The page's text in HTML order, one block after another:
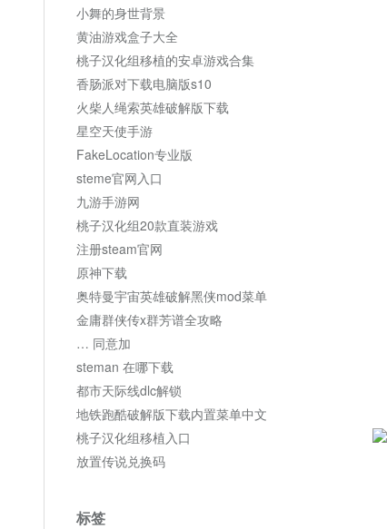
小舞的身世背景
黄油游戏盒子大全
桃子汉化组移植的安卓游戏合集
香肠派对下载电脑版s10
火柴人绳索英雄破解版下载
星空天使手游
FakeLocation专业版
steme官网入口
九游手游网
桃子汉化组20款直装游戏
注册steam官网
原神下载
奥特曼宇宙英雄破解黑侠mod菜单
金庸群侠传x群芳谱全攻略
… 同意加
steman 在哪下载
都市天际线dlc解锁
地铁跑酷破解版下载内置菜单中文
桃子汉化组移植入口
放置传说兑换码
标签